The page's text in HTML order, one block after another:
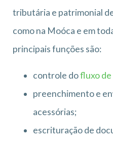
tributária e patrimonial
como na Moóca e em
principais funções são:
controle dofluxo de
preenchimento e
acessórias;
escrituração de